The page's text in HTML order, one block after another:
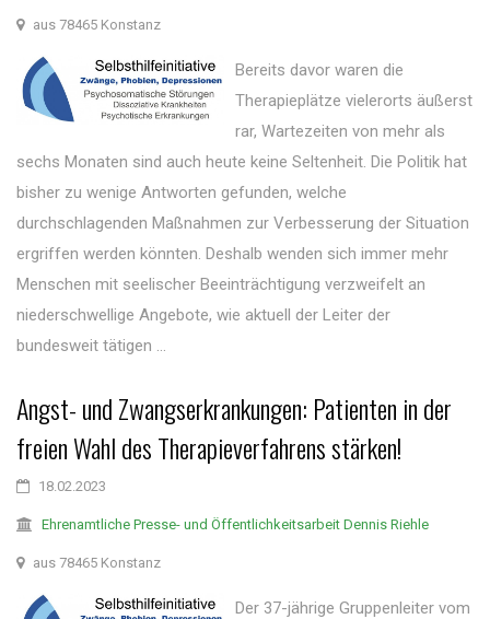
aus 78465 Konstanz
Bereits davor waren die
Therapieplätze vielerorts äußerst
rar, Wartezeiten von mehr als
sechs Monaten sind auch heute keine Seltenheit. Die Politik hat
bisher zu wenige Antworten gefunden, welche
durchschlagenden Maßnahmen zur Verbesserung der Situation
ergriffen werden könnten. Deshalb wenden sich immer mehr
Menschen mit seelischer Beeinträchtigung verzweifelt an
niederschwellige Angebote, wie aktuell der Leiter der
bundesweit tätigen ...
Angst- und Zwangserkrankungen: Patienten in der
freien Wahl des Therapieverfahrens stärken!
18.02.2023
Ehrenamtliche Presse- und Öffentlichkeitsarbeit Dennis Riehle
aus 78465 Konstanz
Der 37-jährige Gruppenleiter vom